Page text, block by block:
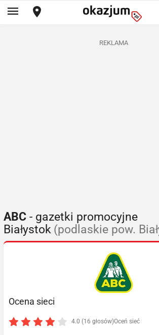
REKLAMA
ABC - gazetki promocyjne
Białystok (podlaskie pow.
Ocena sieci
4.0 (16 głosów)Oceń sieć